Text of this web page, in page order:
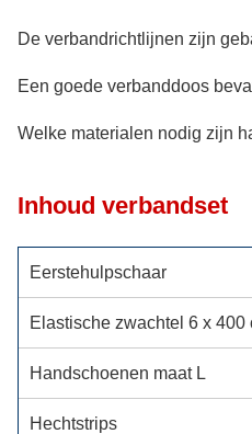
De verbandrichtlijnen zijn
Een goede verbanddoos
Welke materialen nodig zijn
Inhoud verbandset
Eerstehulpschaar
Elastische zwachtel 6 x 400
Handschoenen maat L
Hechtstrips